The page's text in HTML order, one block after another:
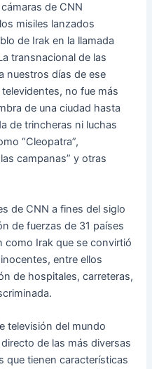
de CNN
misiles lanzados
de Irak en la llamada
transnacional de las
nuestros días de ese
no fue más
de una ciudad hasta
de trincheras ni luchas
“Cleopatra”,
campanas” y otras
de CNN a fines del siglo
de fuerzas de 31 países
como Irak que se convirtió
entre ellos
de hospitales, carreteras,
televisión del mundo
de las más diversas
que tienen características